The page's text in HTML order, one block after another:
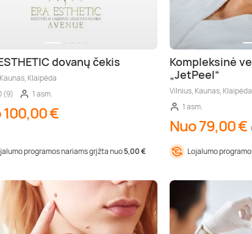
dovanų čekis
Klaipėda
(9)
1 asm.
100,00 €
programos nariams grįžta nuo5,00 €
Kompleksinė
„JetPeel“
Vilnius, Kaunas, Klaipėda
1 asm.
Nuo 79,00 €
Lojalumo